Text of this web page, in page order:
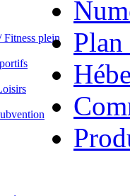
Fitness plein